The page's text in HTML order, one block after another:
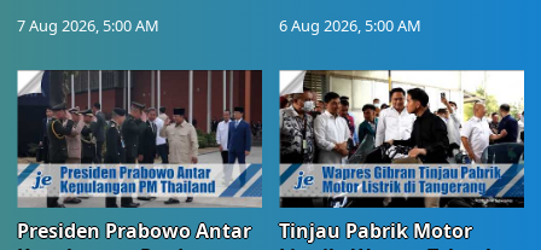
7 Aug 2026, 5:00 AM 6 Aug 2026, 5:00 AM
Presiden Prabowo Antar
Tinjau Pabrik Motor